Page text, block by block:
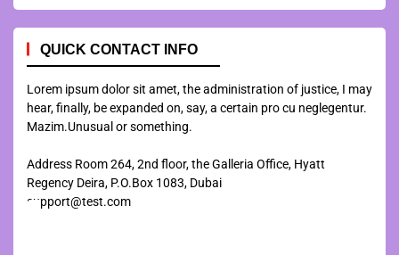
QUICK CONTACT INFO
Lorem ipsum dolor sit amet, the administration of justice, I may
hear, finally, be expanded on, say, a certain pro cu neglegentur.
Mazim.Unusual or something.
Address Room 264, 2nd floor, the Galleria Office, Hyatt
Regency Deira, P.O.Box 1083, Dubai
support@test.com